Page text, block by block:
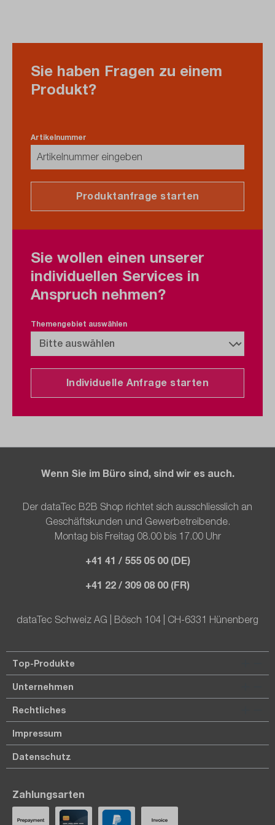
Sie haben Fragen zu einem
Produkt?
Artikelnummer
Produktanfrage starten
Sie wollen einen unserer
individuellen Services in
Anspruch nehmen?
Themengebiet auswählen
Individuelle Anfrage starten
Wenn Sie im Büro sind, sind wir es auch.
Der dataTec B2B Shop richtet sich ausschliesslich an
Geschäftskunden und Gewerbetreibende.
Montag bis Freitag 08.00 bis 17.00 Uhr
+41 41 / 555 05 00 (DE)
+41 22 / 309 08 00 (FR)
dataTec Schweiz AG | Bösch 104 | CH-6331 Hünenberg
Top-Produkte
Unternehmen
Rechtliches
Impressum
Datenschutz
Zahlungsarten